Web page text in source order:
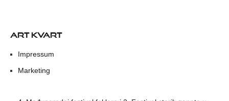
ART KVART
Impressum
Marketing